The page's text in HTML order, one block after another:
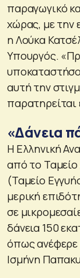
παραγωγικό
χώρας, με την
η Λούκα
Υπουργός.
αυτή την
παρατηρείται
«Δάνεια
Η Ελληνική
από το
(Ταμείο
μερική
σε
δάνεια 150
όπως ανέφερε
Ισμήνη